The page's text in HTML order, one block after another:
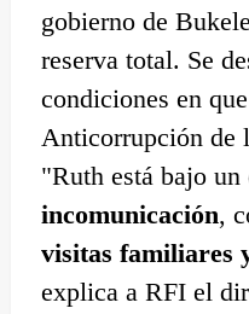
gobierno de
reserva total. Se
condiciones en
Anticorrupción de
"Ruth está bajo un
incomunicación,
visitas familiares
explica a RFI el